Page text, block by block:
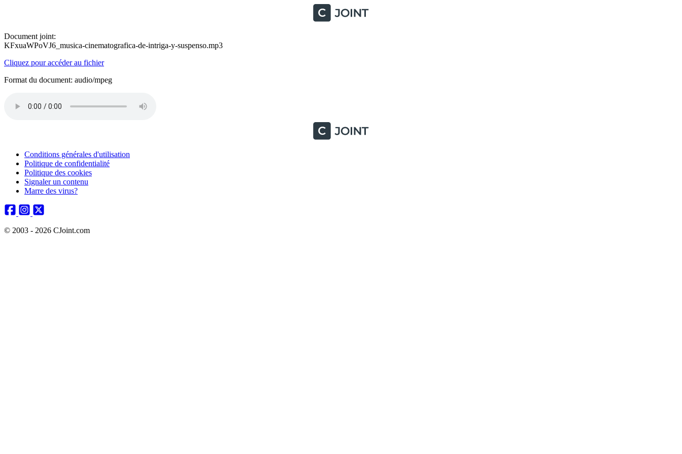
Document joint:
KFxuaWPoVJ6_musica-cinematografica-de-intriga-y-suspenso.mp3
Cliquez pour accéder au fichier
Format du document: audio/mpeg
Conditions générales d'utilisation
Politique de confidentialité
Politique des cookies
Signaler un contenu
Marre des virus?
© 2003 - 2026 CJoint.com